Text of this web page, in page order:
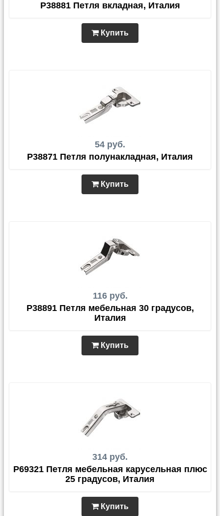
P38881 Петля вкладная, Италия
Купить
54 руб.
P38871 Петля полунакладная, Италия
Купить
116 руб.
P38891 Петля мебельная 30 градусов,
Италия
Купить
314 руб.
P69321 Петля мебельная карусельная плюс
25 градусов, Италия
Купить